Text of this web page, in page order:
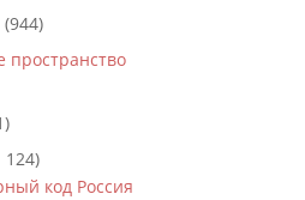
(944)
пространство
124)
код Россия